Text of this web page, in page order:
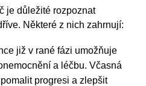
je důležité rozpoznat
Některé z nich zahrnují:
již v rané fázi umožňuje
a léčbu. Včasná
progresi a zlepšit